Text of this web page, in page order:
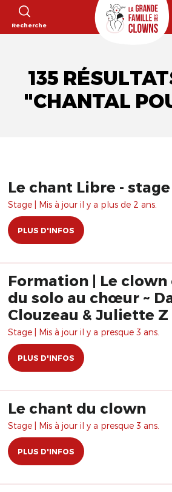
Recherche
135
"CHANTAL
Le chant Libre -
Stage | Mis à jour il y a plus de 2 ans.
PLUS D'INFOS
Formation | Le clown
du solo au chœur ~
Clouzeau & Juliette Z
Stage | Mis à jour il y a presque 3 ans.
PLUS D'INFOS
Le chant du clown
Stage | Mis à jour il y a presque 3 ans.
PLUS D'INFOS